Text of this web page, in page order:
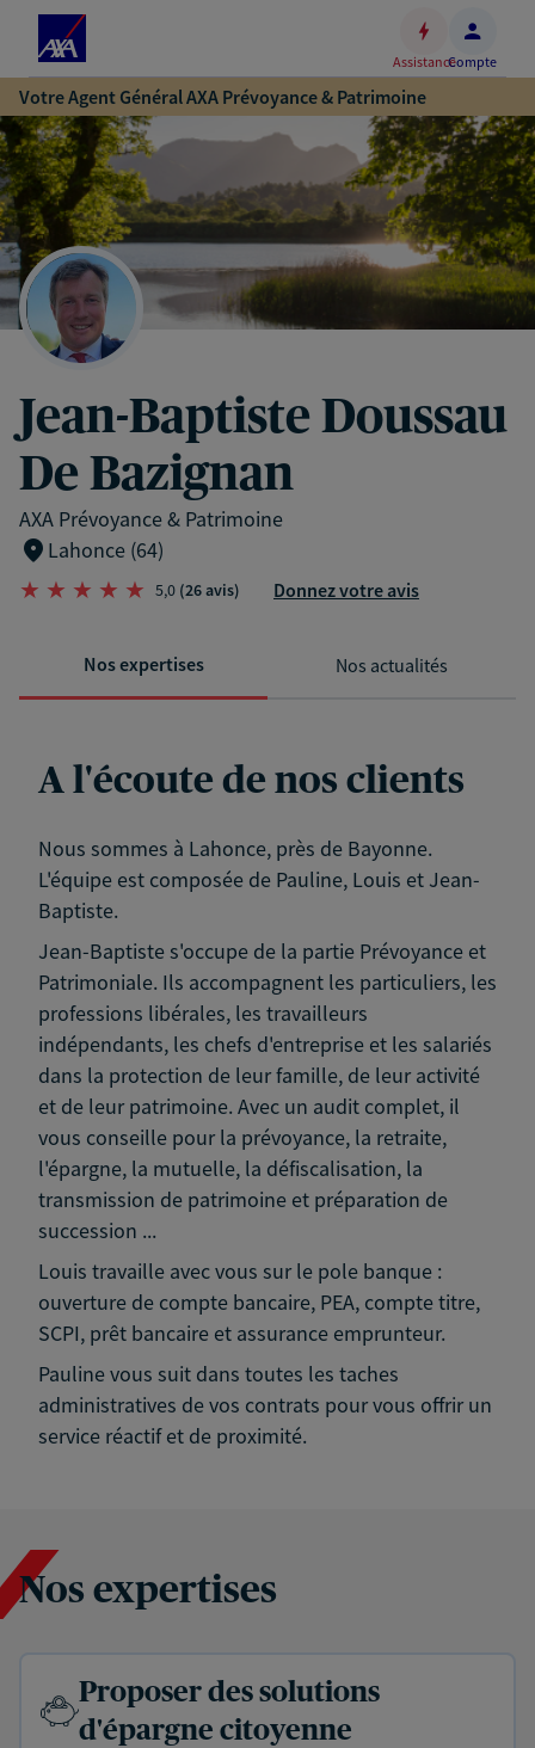
Accéder
au
contenu
principal
Accéder
au
pied
de
page
AssistanceCompte
Votre Agent Général AXA Prévoyance & Patrimoine
Jean-Baptiste Doussau
De Bazignan
AXA Prévoyance & Patrimoine
Lahonce (64)
5,0 (26 avis) Donnez votre avis
Nos expertises Nos actualités
A l'écoute de nos clients
Nous sommes à Lahonce, près de Bayonne.
L'équipe est composée de Pauline, Louis et Jean-
Baptiste.
Jean-Baptiste s'occupe de la partie Prévoyance et
Patrimoniale. Ils accompagnent les particuliers, les
professions libérales, les travailleurs
indépendants, les chefs d'entreprise et les salariés
dans la protection de leur famille, de leur activité
et de leur patrimoine. Avec un audit complet, il
vous conseille pour la prévoyance, la retraite,
l'épargne, la mutuelle, la défiscalisation, la
transmission de patrimoine et préparation de
succession ...
Louis travaille avec vous sur le pole banque :
ouverture de compte bancaire, PEA, compte titre,
SCPI, prêt bancaire et assurance emprunteur.
Pauline vous suit dans toutes les taches
administratives de vos contrats pour vous offrir un
service réactif et de proximité.
Nos expertises
Proposer des solutions
d'épargne citoyenne